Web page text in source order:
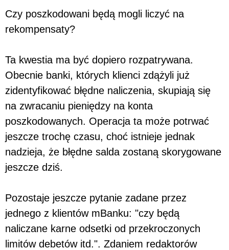
Czy poszkodowani będą mogli liczyć na
rekompensaty?
Ta kwestia ma być dopiero rozpatrywana.
Obecnie banki, których klienci zdążyli już
zidentyfikować błędne naliczenia, skupiają się
na zwracaniu pieniędzy na konta
poszkodowanych. Operacja ta może potrwać
jeszcze trochę czasu, choć istnieje jednak
nadzieja, że błędne salda zostaną skorygowane
jeszcze dziś.
Pozostaje jeszcze pytanie zadane przez
jednego z klientów mBanku: "czy będą
naliczane karne odsetki od przekroczonych
limitów debetów itd.". Zdaniem redaktorów